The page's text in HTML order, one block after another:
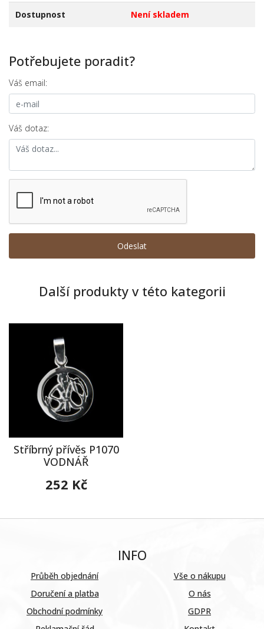
Dostupnost Není skladem
Potřebujete poradit?
Váš email:
Váš dotaz:
Další produkty v této kategorii
Stříbrný přívěs P1070
VODNÁŘ
252 Kč
INFO
Průběh objednání
Doručení a platba
Obchodní podmínky
Vše o nákupu
O nás
GDPR